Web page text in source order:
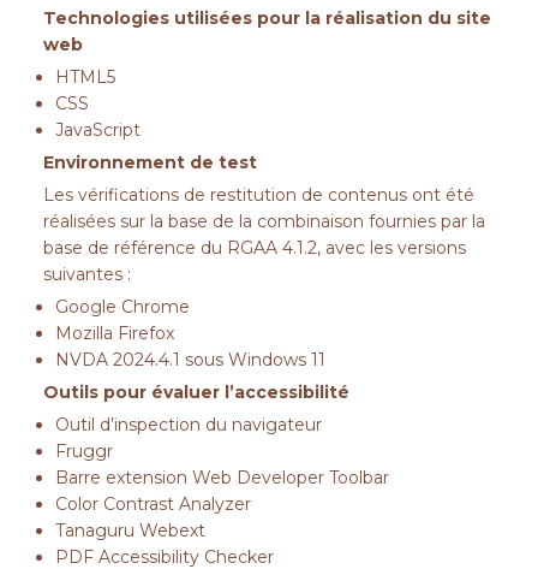
Technologies utilisées pour la réalisation du site
web
HTML5
CSS
JavaScript
Environnement de test
Les vérifications de restitution de contenus ont été
réalisées sur la base de la combinaison fournies par la
base de référence du RGAA 4.1.2, avec les versions
suivantes :
Google Chrome
Mozilla Firefox
NVDA 2024.4.1 sous Windows 11
Outils pour évaluer l’accessibilité
Outil d’inspection du navigateur
Fruggr
Barre extension Web Developer Toolbar
Color Contrast Analyzer
Tanaguru Webext
PDF Accessibility Checker